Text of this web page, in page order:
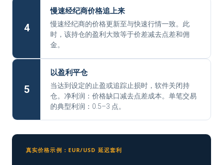
4
慢速经纪商价格追上来
慢速经纪商的价格更新至与快速行情一致。此
时，该持仓的盈利大致等于价差减去点差和佣
金。
5
以盈利平仓
当达到设定的止盈或追踪止损时，软件关闭持
仓。净利润：价格缺口减去点差成本。单笔交易
的典型利润：0.5–3 点。
真实价格示例：EUR/USD 延迟套利